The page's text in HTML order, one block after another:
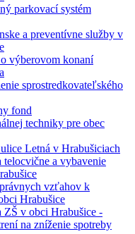
parkovací systém
a preventívne služby v
výberovom konaní
sprostredkovateľského
fond
techniky pre obec
Letná v Hrabušiciach
telocvične a vybavenie
vzťahov k
Hrabušice
ZŠ v obci Hrabušice -
na zníženie spotreby